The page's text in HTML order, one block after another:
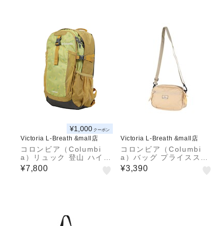
¥1,000 クーポン
Victoria L-Breath &mall店
コロンビア（Columbi
a）リュック 登山 ハイキ
ング キャッスルロック 2
0L バックパック II PU8
¥7,800
Victoria L-Breath &mall店
コロンビア（Columbi
a）バッグ プライススト
リームミニショルダー P
U8812 265
¥3,390